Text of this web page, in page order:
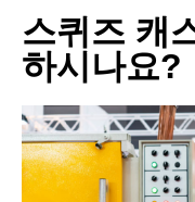
스퀴즈 캐
하시나요?